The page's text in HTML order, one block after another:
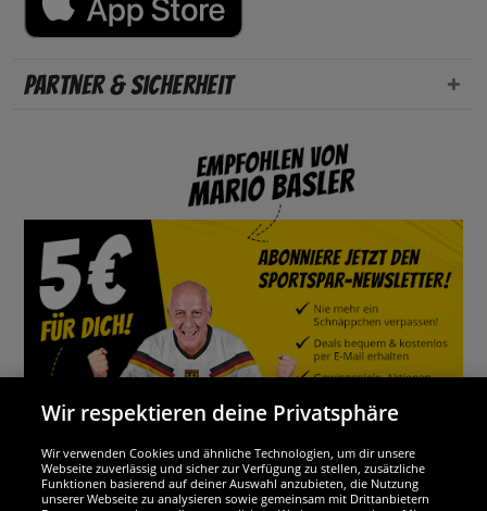
Partner & Sicherheit
Wir sind ausgezeichnet
Wir respektieren deine Privatsphäre
Wir verwenden Cookies und ähnliche Technologien, um dir unsere
Webseite zuverlässig und sicher zur Verfügung zu stellen, zusätzliche
Funktionen basierend auf deiner Auswahl anzubieten, die Nutzung
unserer Webseite zu analysieren sowie gemeinsam mit Drittanbietern